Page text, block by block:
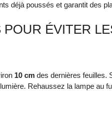
déjà poussés et garantit des
ÉVITER
10 cm des dernières feuilles.
Rehaussez la lampe au